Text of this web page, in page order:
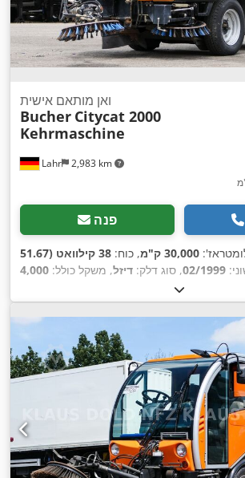
Lahr 2,983 km
ואן מותאם אישית
Bucher Citycat 2000
Kehrmaschine
פנה
30,000 ק"מ , כוח:
38 קילוואט (51.67
02/1999, סוג דלק: דיזל, משקל כולל: 4,000
ק"ג,